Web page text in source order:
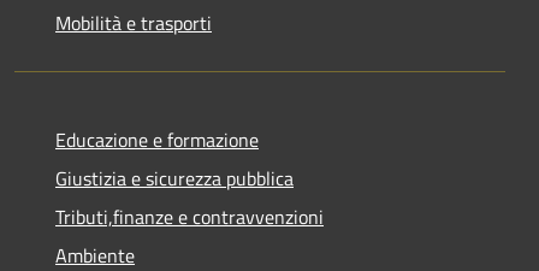
Mobilità e trasporti
Educazione e formazione
Giustizia e sicurezza pubblica
Tributi,finanze e contravvenzioni
Ambiente